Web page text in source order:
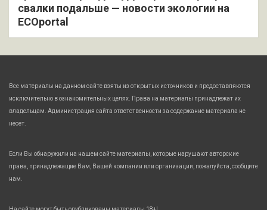
свалки подальше — новости экологии на
ECOportal
Все материалы на данном сайте взяты из открытых источников и предоставляются
исключительно в ознакомительных целях. Права на материалы принадлежат их
владельцам. Администрация сайта ответственности за содержание материала не
несет.
Если Вы обнаружили на нашем сайте материалы, которые нарушают авторские
права, принадлежащие Вам, Вашей компании или организации, пожалуйста, сообщите
нам.